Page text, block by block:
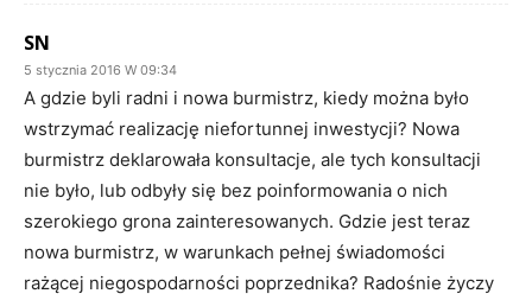
SN
5 stycznia 2016 W 09:34
A gdzie byli radni i nowa burmistrz, kiedy można było
wstrzymać realizację niefortunnej inwestycji? Nowa
burmistrz deklarowała konsultacje, ale tych konsultacji
nie było, lub odbyły się bez poinformowania o nich
szerokiego grona zainteresowanych. Gdzie jest teraz
nowa burmistrz, w warunkach pełnej świadomości
rażącej niegospodarności poprzednika? Radośnie życzy